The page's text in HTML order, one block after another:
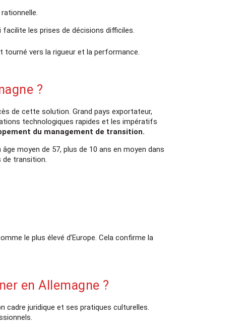
les prises de décisions difficiles.
tourné vers la rigueur et la performance.
?
de cette solution. Grand pays exportateur,
technologiques rapides et les impératifs
du management de transition.
moyen de 57, plus de 10 ans en moyen dans
de transition.
le plus élevé d’Europe. Cela confirme la
en Allemagne ?
cadre juridique et ses pratiques culturelles.